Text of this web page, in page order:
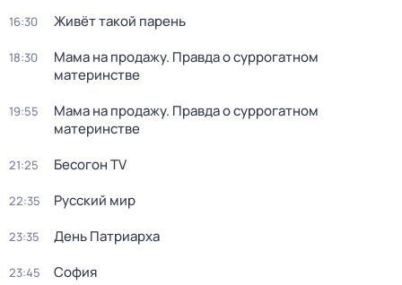
16:30 Живёт такой парень
18:30
Мама на продажу. Правда о сyрpогатном
материнстве
19:55
Мама на продажу. Правда о сyрpогатном
материнстве
21:25 Бесогон TV
22:35 Русский мир
23:35 Дeнь Патриаpха
23:45 София